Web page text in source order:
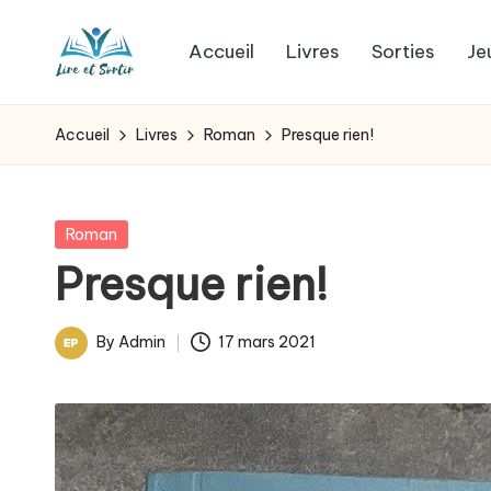
L
i
e
e
t
s
o
livres
pour
les
goûts,
des
pour
les
jours.
Accueil Livres Sorties
Accueil Livres Roman Presque rien!
Posted
Roman
Presque rien!
Posted
By Admin 17 mars 2021